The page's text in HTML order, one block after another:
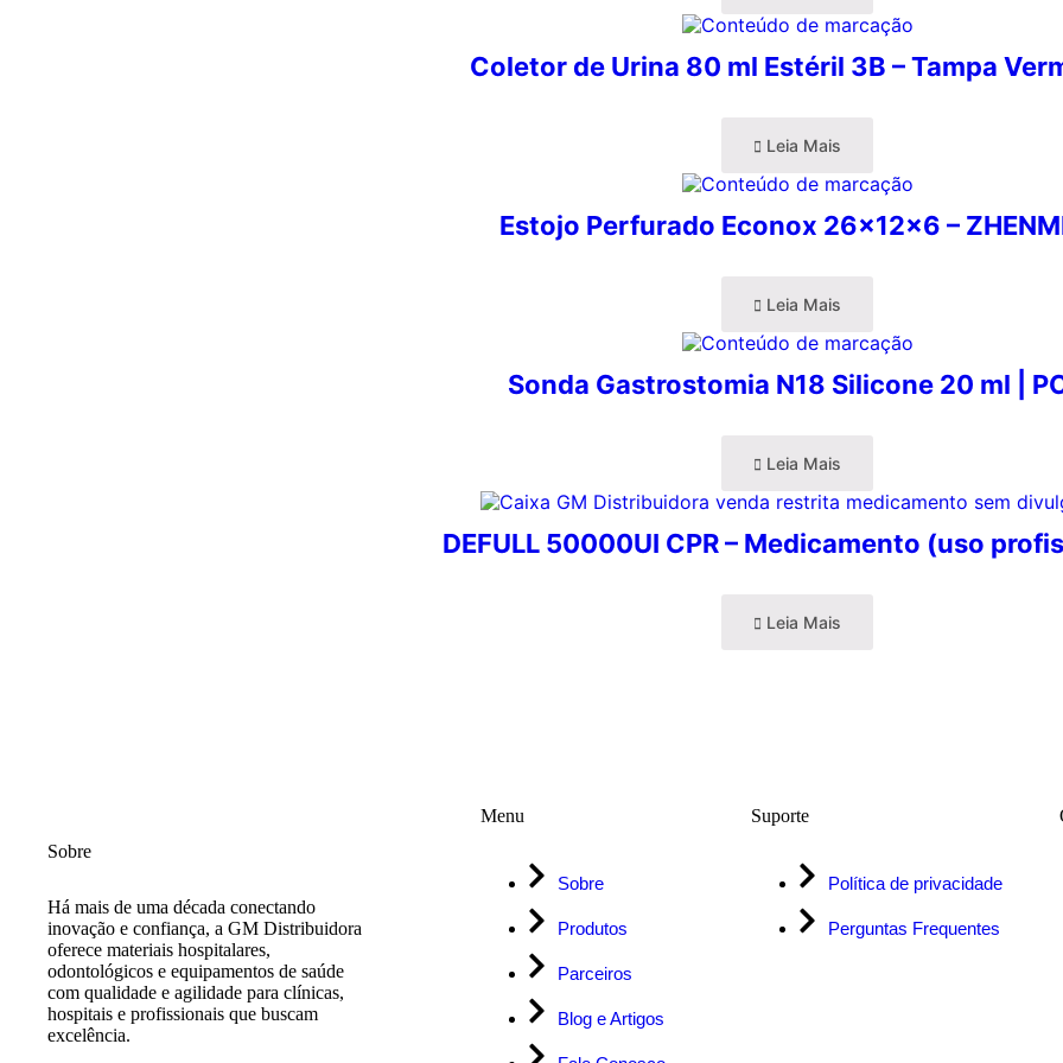
Coletor de Urina 80 ml Estéril 3B – Tampa
Leia Mais
Estojo Perfurado Econox 26x12x6 –
Leia Mais
Sonda Gastrostomia N18 Silicone 20 ml |
Leia Mais
DEFULL 50000UI CPR – Medicamento (uso
Leia Mais
Sobre
Há mais de uma década conectando
inovação e confiança, a GM Distribuidora
oferece materiais hospitalares,
odontológicos e equipamentos de saúde
com qualidade e agilidade para clínicas,
hospitais e profissionais que buscam
excelência.
Menu
Sobre
Produtos
Parceiros
Blog e Artigos
Suporte
Política de privacidade
Perguntas Frequentes